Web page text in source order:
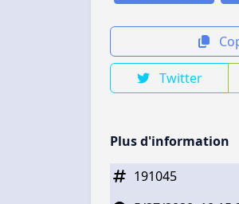
Twitter
Plus d'information
191045